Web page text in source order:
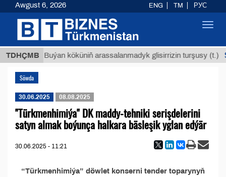
TDHÇMBBuýan köküniň arassalanmadyk glisirrizin turşusy (t.)
Söwda
30.06.2025 08.08.2025
"Türkmenhimiýa" DK maddy-tehniki serişdelerini
satyn almak boýunça halkara bäsleşik yglan edýär
30.06.2025 - 11:21
“Türkmenhimiýa” döwlet konserni tender toparynyň
Awgust 6, 2026 ENG TM РУС